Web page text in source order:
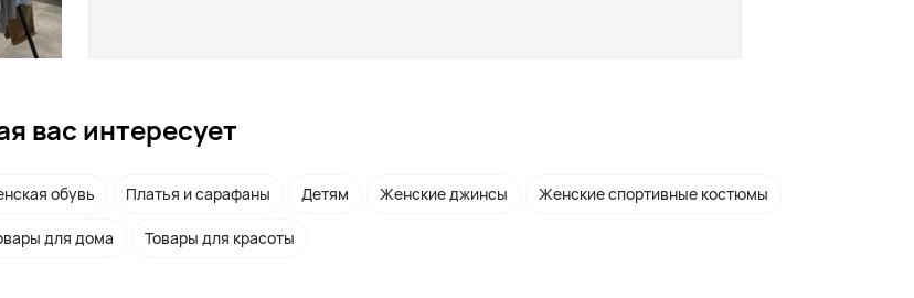
вас интересует
обувь Платья и сарафаны Детям Женские джинсы Женские спортивные костюмы
для дома Товары для красоты